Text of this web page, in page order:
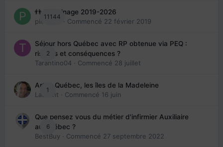
11144
👬 Parrainage 2019-2026
piinoush · Commencé 22 février 2019
2
Séjour hors Québec avec RP obtenue via PEQ :
risques et conséquences ?
Tarantino04 · Commencé 28 juillet
1
Arte : Québec, les îles de la Madeleine
Laurent · Commencé 16 juin
6
Que pensez vous du métier d'infirmier Auxiliaire
au Québec ?
BestBuy · Commencé 27 septembre 2022